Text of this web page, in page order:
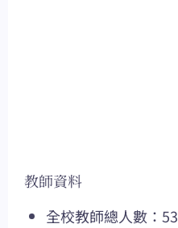
教師資料
全校教師總人數：53